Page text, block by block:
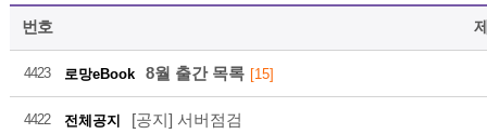
번호
4423 로망eBook 8월 출간 목록 [15]
4422 전체공지 [공지] 서버점검